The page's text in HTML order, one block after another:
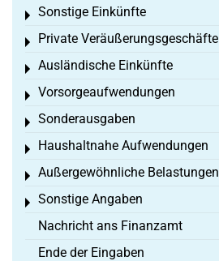
Sonstige Einkünfte
Toggle menu
Private Veräußerungsgeschäfte
Toggle menu
Ausländische Einkünfte
Toggle menu
Vorsorgeaufwendungen
Toggle menu
Sonderausgaben
Toggle menu
Haushaltnahe Aufwendungen
Toggle menu
Außergewöhnliche Belastungen
Toggle menu
Sonstige Angaben
Toggle menu
Nachricht ans Finanzamt
Ende der Eingaben